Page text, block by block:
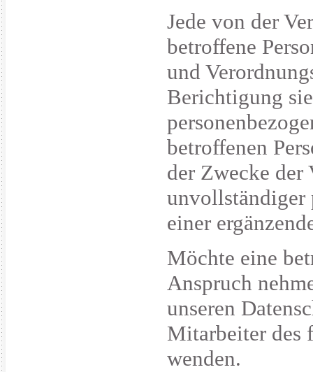
Jede von der
betroffene
und
Berichtigung
betroffenen
der Zwecke
unvollständiger
einer
Möchte eine
Anspruch
unseren
Mitarbeiter des
wenden.